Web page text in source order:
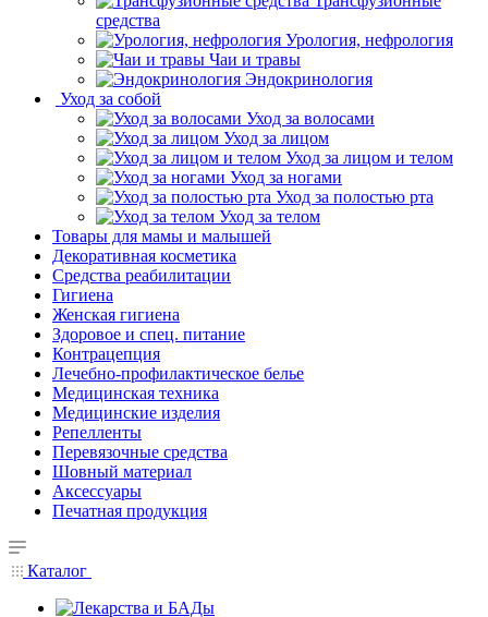
средства
Урология, нефрология
Чаи и травы
Эндокринология
Уход за собой
Уход за волосами
Уход за лицом
Уход за лицом и телом
Уход за ногами
Уход за полостью рта
Уход за телом
Товары для мамы и малышей
Декоративная косметика
Средства реабилитации
Гигиена
Женская гигиена
Здоровое и спец. питание
Контрацепция
Лечебно-профилактическое белье
Медицинская техника
Медицинские изделия
Репелленты
Перевязочные средства
Шовный материал
Аксессуары
Печатная продукция
Каталог